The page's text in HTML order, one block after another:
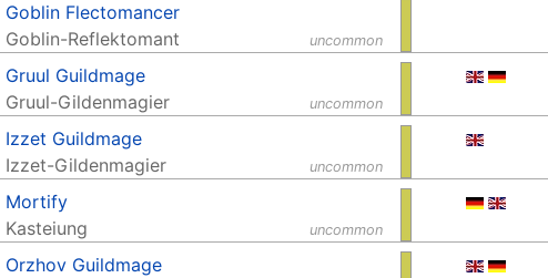
uncommon
Goblin Flectomancer
Goblin-Reflektomant
uncommon
Gruul Guildmage
Gruul-Gildenmagier
uncommon
Izzet Guildmage
Izzet-Gildenmagier
uncommon
Mortify
Kasteiung
Orzhov Guildmage